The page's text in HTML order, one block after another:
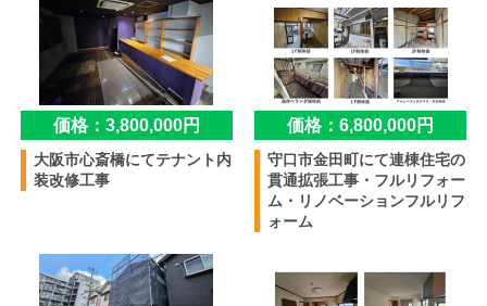
価格：3,800,000円
大阪市心斎橋にてテナント内
装改修工事
価格：6,800,000円
守口市金田町にて連棟住宅の
貫通拡張工事・フルリフォー
ム・リノベーションフルリフ
ォーム